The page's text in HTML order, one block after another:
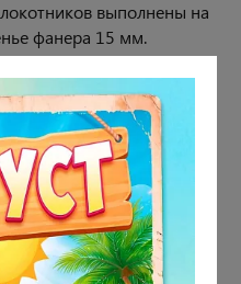
выполнены на
фанера 15 мм.
приятная на ощупь,
катышков.
88 см.
57 см.
см.
69 см.